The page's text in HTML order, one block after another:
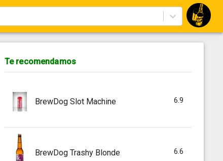
Te recomendamos
BrewDog Slot Machine 6.9
BrewDog Trashy Blonde 6.6